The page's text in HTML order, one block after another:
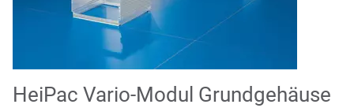
HeiPac Vario-Modul Grundgehäuse